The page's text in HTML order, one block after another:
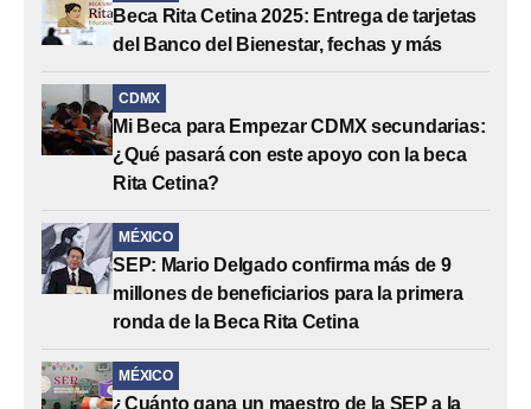
Beca Rita Cetina 2025: Entrega de tarjetas
del Banco del Bienestar, fechas y más
CDMX
Mi Beca para Empezar CDMX secundarias:
¿Qué pasará con este apoyo con la beca
Rita Cetina?
MÉXICO
SEP: Mario Delgado confirma más de 9
millones de beneficiarios para la primera
ronda de la Beca Rita Cetina
MÉXICO
¿Cuánto gana un maestro de la SEP a la